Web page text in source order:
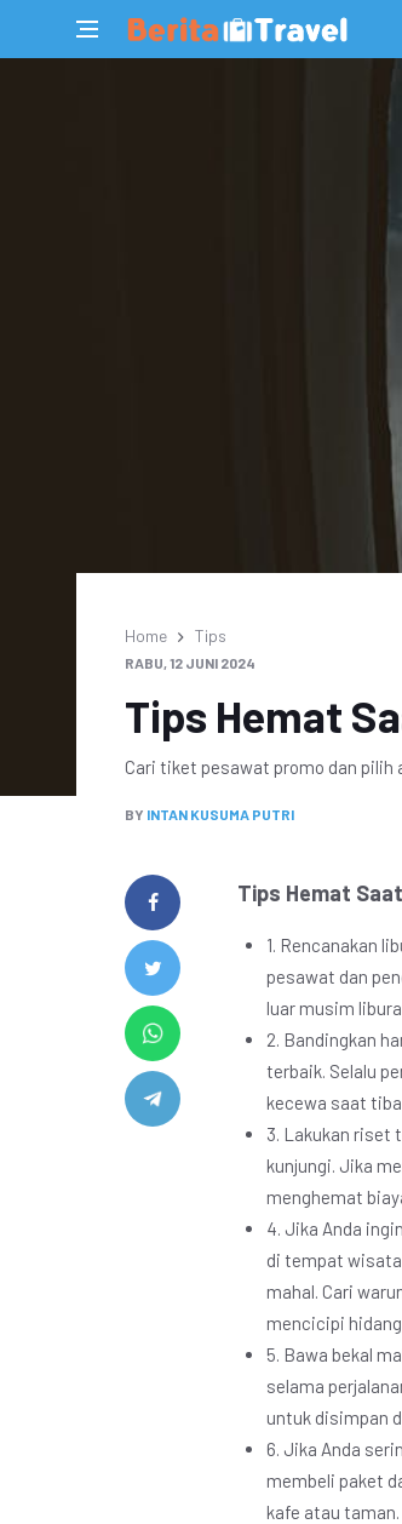
Home Tips
RABU, 12 JUNI 2024
Tips Hemat
Cari tiket pesawat promo dan pilih
BY INTAN KUSUMA PUTRI
Tips Hemat
1. Rencanakan
pesawat dan
luar musim
2. Bandingkan
terbaik. Selalu
kecewa saat
3. Lakukan riset
kunjungi. Jika
menghemat
4. Jika Anda
di tempat
mahal. Cari
mencicipi
5. Bawa bekal
selama
untuk disimpan
6. Jika Anda
membeli paket
kafe atau